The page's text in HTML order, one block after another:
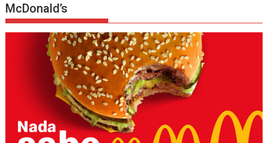
McDonald’s